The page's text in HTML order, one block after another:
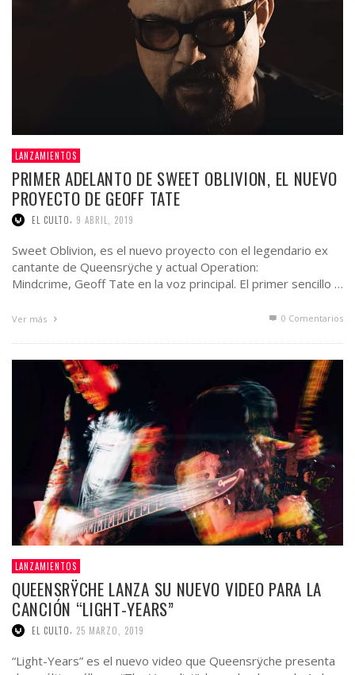
LANZAMIENTOS
PRIMER ADELANTO DE SWEET OBLIVION, EL NUEVO
PROYECTO DE GEOFF TATE
EL CULTO, 9 ABRIL, 2019
Sweet Oblivion, es el nuevo proyecto con el legendario ex
cantante de Queensrÿche y actual Operation:
Mindcrime, Geoff Tate en la voz principal. El primer sencillo …
Ver más 0 Comentarios
LANZAMIENTOS
QUEENSRŸCHE LANZA SU NUEVO VIDEO PARA LA
CANCIÓN “LIGHT-YEARS”
EL CULTO, 25 MARZO, 2019
“Light-Years” es el nuevo video que Queensrÿche presenta